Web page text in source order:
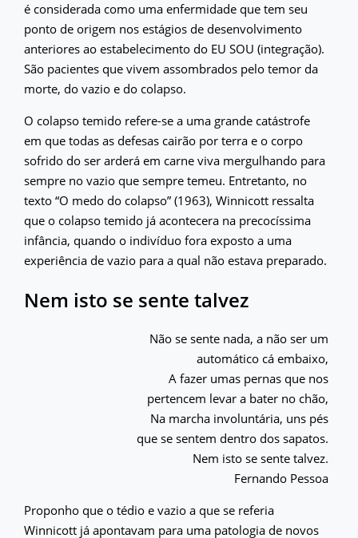
é considerada como uma enfermidade que tem seu
ponto de origem nos estágios de desenvolvimento
anteriores ao estabelecimento do EU SOU (integração).
São pacientes que vivem assombrados pelo temor da
morte, do vazio e do colapso.
O colapso temido refere-se a uma grande catástrofe
em que todas as defesas cairão por terra e o corpo
sofrido do ser arderá em carne viva mergulhando para
sempre no vazio que sempre temeu. Entretanto, no
texto “O medo do colapso” (1963), Winnicott ressalta
que o colapso temido já acontecera na precocíssima
infância, quando o indivíduo fora exposto a uma
experiência de vazio para a qual não estava preparado.
Nem isto se sente talvez
Não se sente nada, a não ser um
automático cá embaixo,
A fazer umas pernas que nos
pertencem levar a bater no chão,
Na marcha involuntária, uns pés
que se sentem dentro dos sapatos.
Nem isto se sente talvez.
Fernando Pessoa
Proponho que o tédio e vazio a que se referia
Winnicott já apontavam para uma patologia de novos